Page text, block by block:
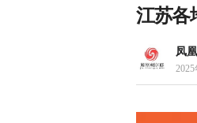
江苏各
凤